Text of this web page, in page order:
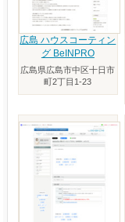
広島 ハウスコーティン
グ BeINPRO
広島県広島市中区十日市
町2丁目1-23